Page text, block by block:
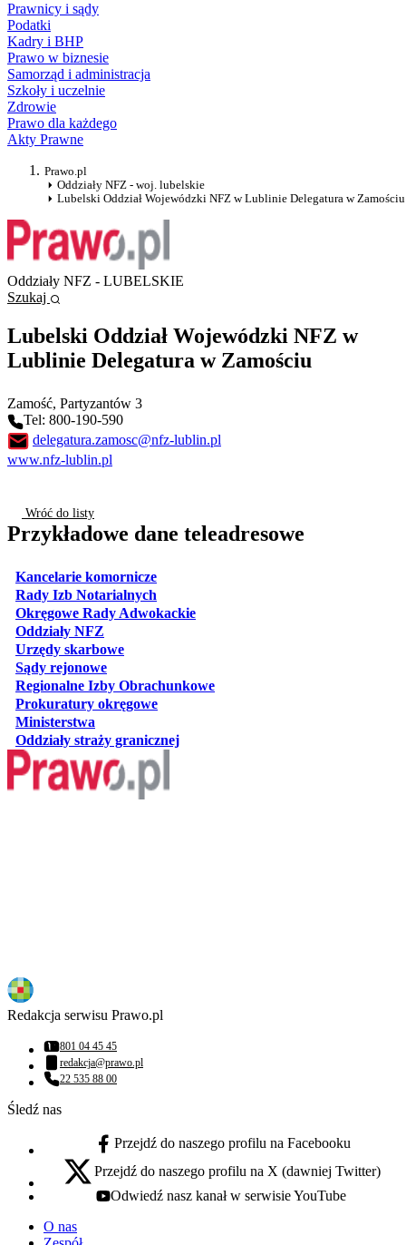
Prawnicy i sądy
Podatki
Kadry i BHP
Prawo w biznesie
Samorząd i administracja
Szkoły i uczelnie
Zdrowie
Prawo dla każdego
Akty Prawne
Prawo.pl
Oddziały NFZ - woj. lubelskie
Lubelski Oddział Wojewódzki NFZ w Lublinie Delegatura w Zamościu
Oddziały NFZ - LUBELSKIE
Szukaj
Lubelski Oddział Wojewódzki NFZ w
Lublinie Delegatura w Zamościu
Zamość, Partyzantów 3
Tel: 800-190-590
delegatura.zamosc@nfz-lublin.pl
www.nfz-lublin.pl
Wróć do listy
Przykładowe dane teleadresowe
Kancelarie komorniczeotwiera się w nowej karcie
Rady Izb Notarialnych
Okręgowe Rady Adwokackieotwiera się w nowej karcie
Oddziały NFZ
Urzędy skarboweotwiera się w nowej karcie
Sądy rejonoweotwiera się w nowej karcie
Regionalne Izby Obrachunkoweotwiera się w nowej karcie
Prokuratury okręgoweotwiera się w nowej karcie
Ministerstwa
Oddziały straży granicznejotwiera się w nowej karcie
Redakcja serwisu Prawo.pl
Numer telefonu:
801 04 45 45
Adres email:
redakcja@prawo.pl
Numer telefonu:
22 535 88 00
Śledź nas
facebook - otwiera się w nowej karcie
Przejdź do naszego profilu na Facebooku
x - otwiera się w nowej karcie
Przejdź do naszego profilu na X (dawniej Twitter)
youtube - otwiera się w nowej karcie
Odwiedź nasz kanał w serwisie YouTube
O nas